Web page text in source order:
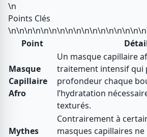
\n
Points Clés
Point
Masque
Capillaire
Afro
Un masque capillaire
traitement intensif qui
profondeur chaque
l’hydratation
texturés.
Mythes
Contrairement à
masques capillaires